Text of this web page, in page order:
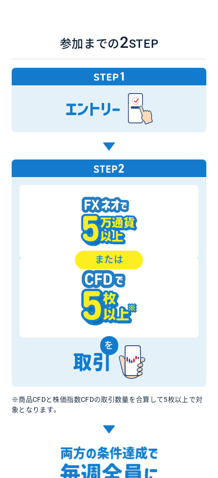
参加までの2STEP
または
を
※商品CFDと株価指数CFDの取引数量を合算して5枚以上で対
象となります。